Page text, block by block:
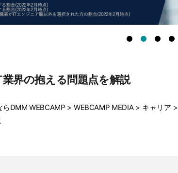
業界の抱える問題点を解説
DMM WEBCAMP >WEBCAMP MEDIA> キャリア >